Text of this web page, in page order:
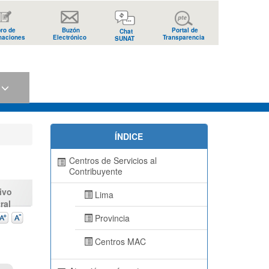
de
Buzón
Electrónico
Chat
SUNAT
Portal de
Transparencia
ÍNDICE
Centros de Servicios al
Contribuyente
Lima
Provincia
Centros MAC